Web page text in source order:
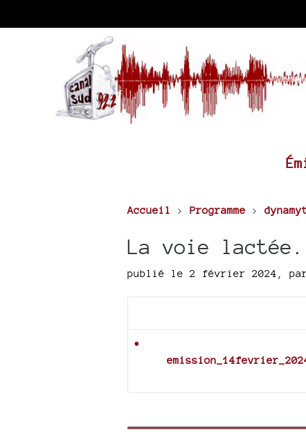
Accueil > Programme >
La voie lactée.
publié le 2 février 2024